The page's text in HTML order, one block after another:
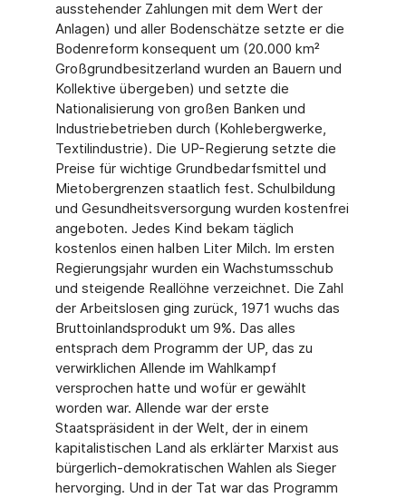
ausstehender Zahlungen mit dem Wert der
Anlagen) und aller Bodenschätze setzte er die
Bodenreform konsequent um (20.000 km²
Großgrundbesitzerland wurden an Bauern und
Kollektive übergeben) und setzte die
Nationalisierung von großen Banken und
Industriebetrieben durch (Kohlebergwerke,
Textilindustrie). Die UP-Regierung setzte die
Preise für wichtige Grundbedarfsmittel und
Mietobergrenzen staatlich fest. Schulbildung
und Gesundheitsversorgung wurden kostenfrei
angeboten. Jedes Kind bekam täglich
kostenlos einen halben Liter Milch. Im ersten
Regierungsjahr wurden ein Wachstumsschub
und steigende Reallöhne verzeichnet. Die Zahl
der Arbeitslosen ging zurück, 1971 wuchs das
Bruttoinlandsprodukt um 9%. Das alles
entsprach dem Programm der UP, das zu
verwirklichen Allende im Wahlkampf
versprochen hatte und wofür er gewählt
worden war. Allende war der erste
Staatspräsident in der Welt, der in einem
kapitalistischen Land als erklärter Marxist aus
bürgerlich-demokratischen Wahlen als Sieger
hervorging. Und in der Tat war das Programm